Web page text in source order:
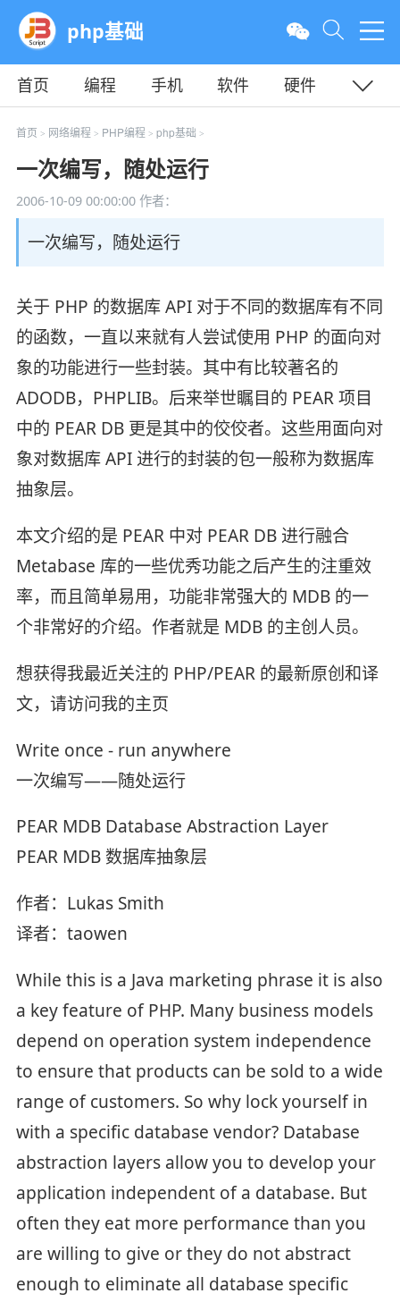
php基础
首页 编程 手机 软件
硬件
教程
平面 服务器
首页 > 网络编程 > PHP编程 > php基础 >
一次编写，随处运行
2006-10-09 00:00:00作者：
一次编写，随处运行
关于 PHP 的数据库 API 对于不同的数据库有不同
的函数，一直以来就有人尝试使用 PHP 的面向对
象的功能进行一些封装。其中有比较著名的
ADODB，PHPLIB。后来举世瞩目的 PEAR 项目
中的 PEAR DB 更是其中的佼佼者。这些用面向对
象对数据库 API 进行的封装的包一般称为数据库
抽象层。
本文介绍的是 PEAR 中对 PEAR DB 进行融合
Metabase 库的一些优秀功能之后产生的注重效
率，而且简单易用，功能非常强大的 MDB 的一
个非常好的介绍。作者就是 MDB 的主创人员。
想获得我最近关注的 PHP/PEAR 的最新原创和译
文，请访问我的主页
Write once - run anywhere
一次编写——随处运行
PEAR MDB Database Abstraction Layer
PEAR MDB 数据库抽象层
作者：Lukas Smith
译者：taowen
While this is a Java marketing phrase it is also
a key feature of PHP. Many business models
depend on operation system independence
to ensure that products can be sold to a wide
range of customers. So why lock yourself in
with a specific database vendor? Database
abstraction layers allow you to develop your
application independent of a database. But
often they eat more performance than you
are willing to give or they do not abstract
enough to eliminate all database specific